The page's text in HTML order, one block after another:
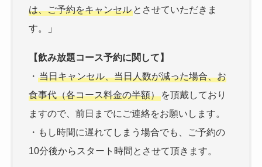
は、ご予約をキャンセルとさせていただきま
す。
」
【飲み放題コース予約に関して】
・ 当日キャンセル、当日人数が減った場合、お
食事代（各コース料金の半額）を頂戴しており
ますので、前日までにご連絡をお願いします。
・もし時間に遅れてしまう場合でも、ご予約の
10分後からスタート時間とさせて頂きます。